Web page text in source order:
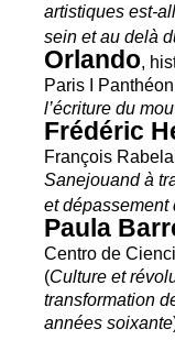
artistiques est-
sein et au delà
Orlando,
Paris I
l’écriture du
Frédéric
François
Sanejouand à
et
Paula
Centro de
(Culture et
transformation
années soixante